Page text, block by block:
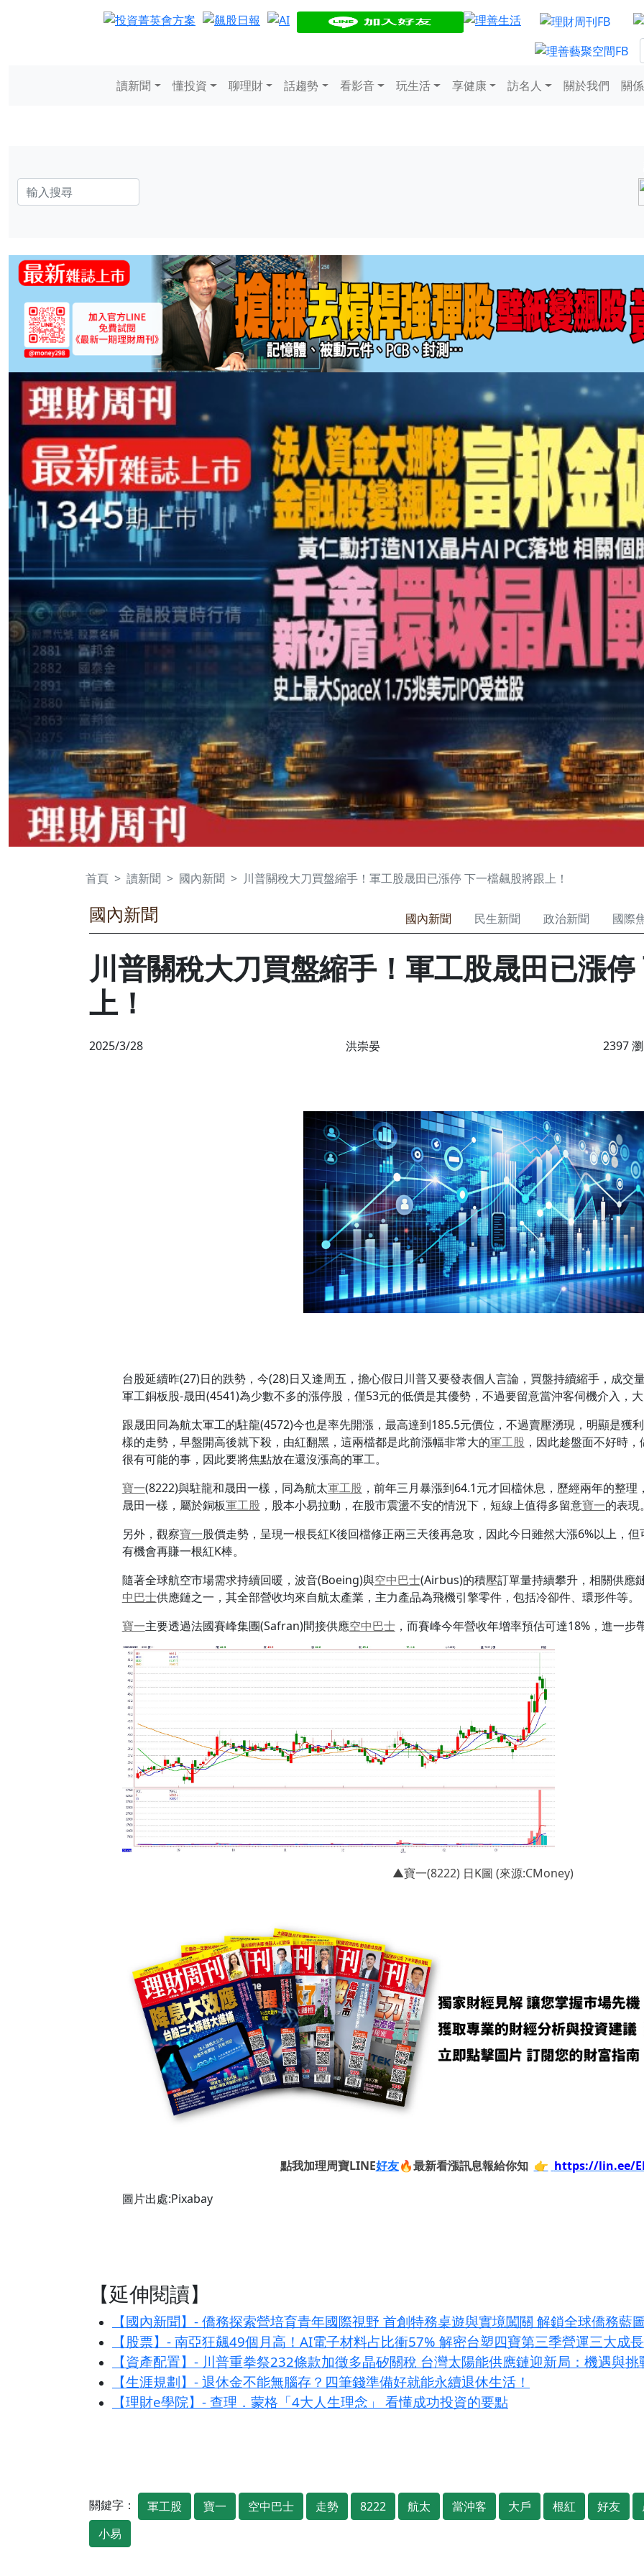
讀新聞 懂投資 聊理財 話趨勢 看影音 玩生活 享健康 訪名人 關於我們 關
首頁 讀新聞 國內新聞 川普關稅大刀買盤縮手！軍工股晟田已漲停 下一檔飆股將跟上！
國內新聞 國內新聞 民生新聞 政治新聞 國際
川普關稅大刀買盤縮手！軍工股晟田已漲
上！
2025/3/28 洪崇晏 2397
台股延續昨(27)日的跌勢，今(28)日又逢周五，擔心假日川普又要發表個人言論，買盤持續縮手，成交
軍工銅板股-晟田(4541)為少數不多的漲停股，僅53元的低價是其優勢，不過要留意當沖客伺機介入，大
跟晟田同為航太軍工的駐龍(4572)今也是率先開漲，最高達到185.5元價位，不過賣壓湧現，明顯是獲
樣的走勢，早盤開高後就下殺，由紅翻黑，這兩檔都是此前漲幅非常大的軍工股 ，因此趁盤面不好時
很有可能的事，因此要將焦點放在還沒漲高的軍工。
寶一(8222)與駐龍和晟田一樣，同為航太軍工股 ，前年三月暴漲到64.1元才回檔休息，歷經兩年的整理
晟田一樣，屬於銅板軍工股 ，股本小易拉動，在股市震盪不安的情況下，短線上值得多留意寶一的表現。
另外，觀察寶一股價走勢，呈現一根長紅K後回檔修正兩三天後再急攻，因此今日雖然大漲6%以上，
有機會再賺一根紅K棒。
隨著全球航空市場需求持續回暖，波音(Boeing)與空中巴士(Airbus)的積壓訂單量持續攀升，相關供應
中巴士供應鏈之一，其全部營收均來自航太產業，主力產品為飛機引擎零件，包括冷卻件、環形件等。
寶一主要透過法國賽峰集團(Safran)間接供應空中巴士，而賽峰今年營收年增率預估可達18%，進一步
▲寶一(8222) 日K圖 (來源:CMoney)
點我加理周寶LINE好友🔥最新看漲訊息報給你知 👉 https://lin.ee/
圖片出處:Pixabay
【延伸閱讀】
【國內新聞】- 僑務探索營培育青年國際視野 首創特務桌遊與實境闖關 解鎖全球僑務藍圖
【股票】- 南亞狂飆49個月高！AI電子材料占比衝57% 解密台塑四寶第三季營運三大成
【資產配置】- 川普重拳祭232條款加徵多晶矽關稅 台灣太陽能供應鏈迎新局：機遇與挑
【生涯規劃】- 退休金不能無腦存？四筆錢準備好就能永續退休生活！
【理財e學院】- 查理．蒙格「4大人生理念」 看懂成功投資的要點
關鍵字： 軍工股 寶一 空中巴士 走勢 8222 航太 當沖客 大戶 根紅 好友
小易